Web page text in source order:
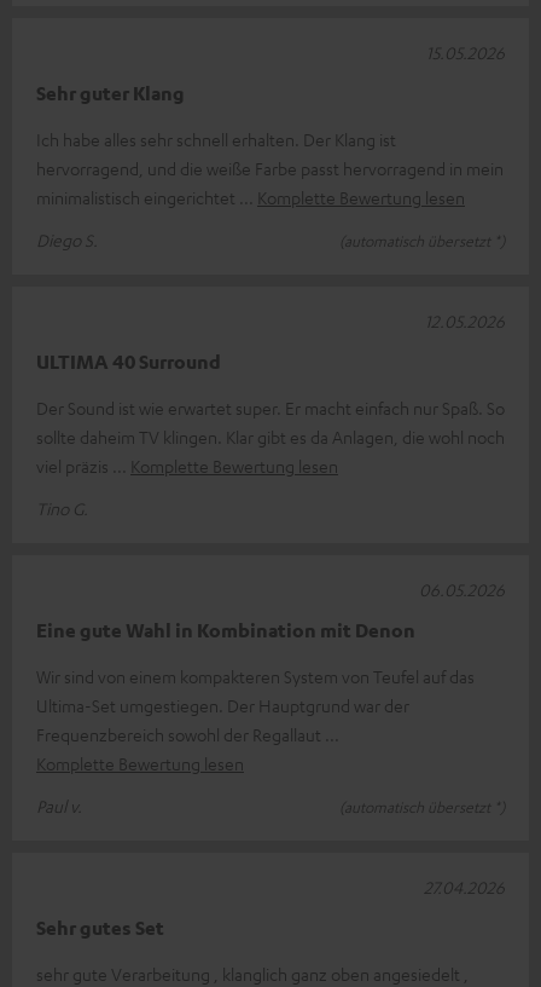
Sehr guter Klang
Ich habe alles sehr schnell erhalten. Der Klang ist
hervorragend, und die weiße Farbe passt hervorragend in mein
minimalistisch eingerichtet
Komplette Bewertung lesen
Diego S.
(automatisch übersetzt *)
15.05.2026
ULTIMA 40 Surround
Der Sound ist wie erwartet super. Er macht einfach nur Spaß. So
sollte daheim TV klingen. Klar gibt es da Anlagen, die wohl noch
viel präzis
Komplette Bewertung lesen
Tino G.
12.05.2026
Eine gute Wahl in Kombination mit Denon
Wir sind von einem kompakteren System von Teufel auf das
Ultima-Set umgestiegen. Der Hauptgrund war der
Frequenzbereich sowohl der Regallaut
Komplette Bewertung lesen
Paul v.
(automatisch übersetzt *)
06.05.2026
Sehr gutes Set
sehr gute Verarbeitung , klanglich ganz oben angesiedelt ,
27.04.2026